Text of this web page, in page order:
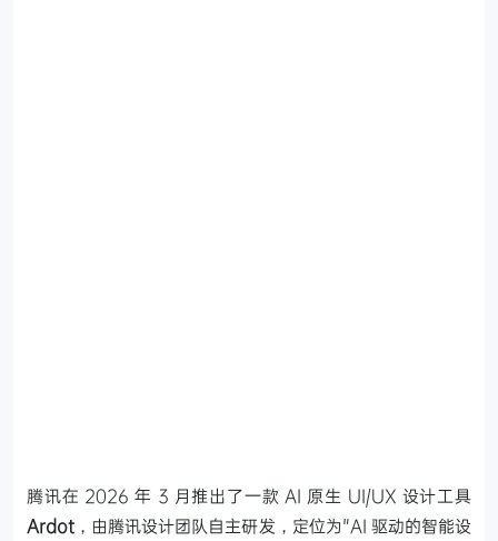
腾讯在 2026 年 3 月推出了一款 AI 原生 UI/UX 设计工具
Ardot ，由腾讯设计团队自主研发，定位为"AI 驱动的智能设